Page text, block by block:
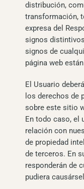
distribución,
transformación,
expresa del
signos
signos de
página web
El Usuario
los derechos de
sobre este sitio
En todo caso, el
relación con
de propiedad
de terceros. En
responderán de
pudiera